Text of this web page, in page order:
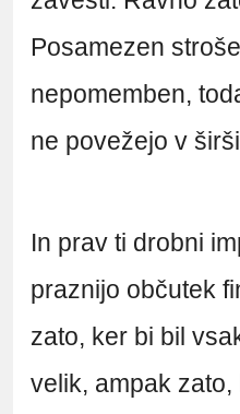
Posamezen
nepomemben,
ne povežejo v
In prav ti drobni
praznijo občutek
zato, ker bi bil
velik, ampak